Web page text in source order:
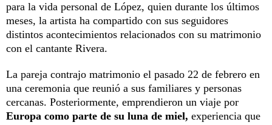
para la vida personal de López, quien durante los últimos
meses, la artista ha compartido con sus seguidores
distintos acontecimientos relacionados con su matrimonio
con el cantante Rivera.
La pareja contrajo matrimonio el pasado 22 de febrero en
una ceremonia que reunió a sus familiares y personas
cercanas. Posteriormente, emprendieron un viaje por
Europa como parte de su luna de miel, experiencia que